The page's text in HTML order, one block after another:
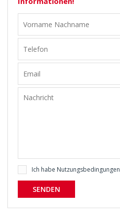
Ich habe Nutzungsbedingungen
SENDEN